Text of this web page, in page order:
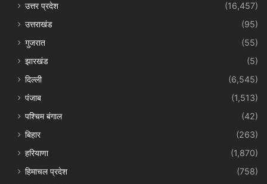
उत्तर प्रदेश
(16,457)
उत्तराखंड
(95)
गुजरात
(55)
झारखंड
(5)
दिल्ली
(6,545)
पंजाब
(1,513)
पश्चिम बंगाल
(42)
बिहार
(263)
हरियाणा
(1,870)
हिमाचल प्रदेश
(758)